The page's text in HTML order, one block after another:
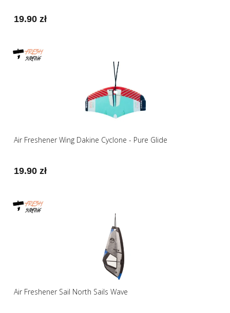
19.90 zł
Air Freshener Wing Dakine Cyclone - Pure Glide
19.90 zł
Air Freshener Sail North Sails Wave